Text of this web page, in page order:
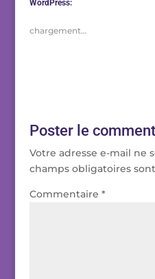
WordPress:
chargement…
Poster le
Votre adresse e-mail ne
champs obligatoires
Commentaire *